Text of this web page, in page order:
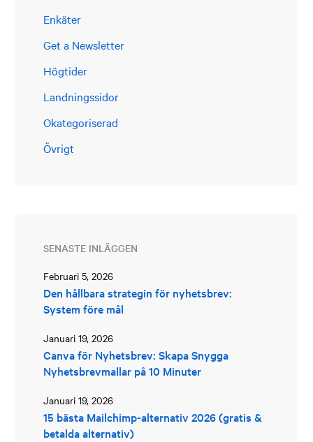
Enkäter
Get a Newsletter
Högtider
Landningssidor
Okategoriserad
Övrigt
SENASTE INLÄGGEN
Den hållbara strategin för nyhetsbrev:
System före mål
Februari 5, 2026
Canva för Nyhetsbrev: Skapa Snygga
Nyhetsbrevmallar på 10 Minuter
Januari 19, 2026
15 bästa Mailchimp-alternativ 2026 (gratis &
betalda alternativ)
Januari 19, 2026